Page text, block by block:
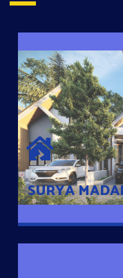
SURYA
SURYA
Desain Modern
Sehingga
dengan Ponsel